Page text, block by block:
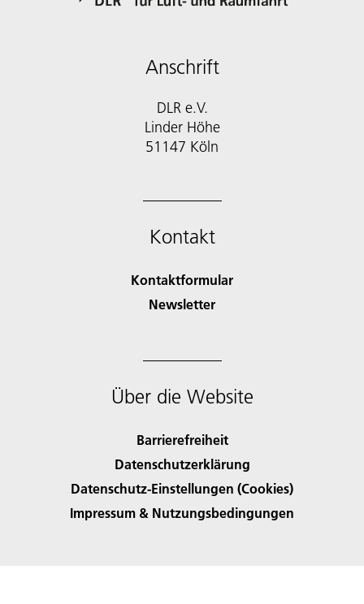
Anschrift
DLR e.V.
Linder Höhe
51147 Köln
Kontakt
Kontaktformular
Newsletter
Über die Website
Barrierefreiheit
Datenschutzerklärung
Datenschutz-Einstellungen (Cookies)
Impressum & Nutzungsbedingungen